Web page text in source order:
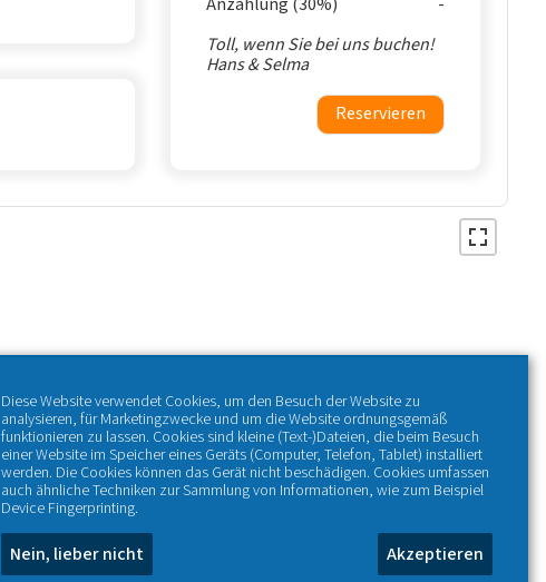
Toll, wenn Sie bei uns buchen!
Hans & Selma
Reservieren
Diese Website verwendet Cookies, um den Besuch der Website zu
analysieren, für Marketingzwecke und um die Website ordnungsgemäß
funktionieren zu lassen. Cookies sind kleine (Text-)Dateien, die beim Besuch
einer Website im Speicher eines Geräts (Computer, Telefon, Tablet) installiert
werden. Die Cookies können das Gerät nicht beschädigen. Cookies umfassen
auch ähnliche Techniken zur Sammlung von Informationen, wie zum Beispiel
Device Fingerprinting.
Nein, lieber nicht Akzeptieren